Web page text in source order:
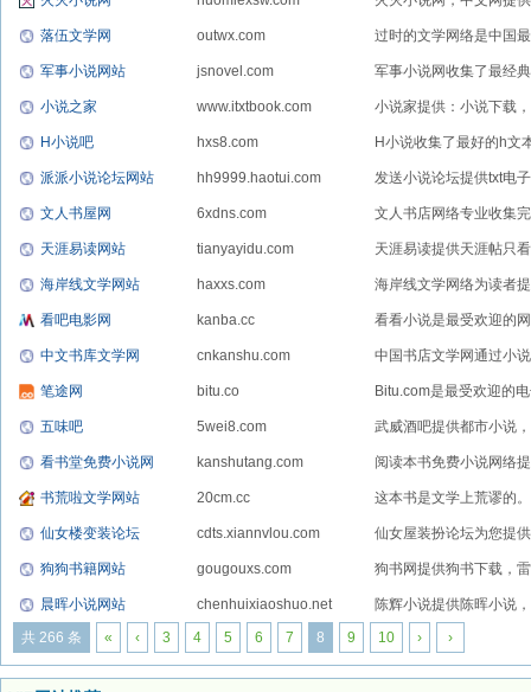
落伍文学网 outwx.com 过时的文学网络是中国
军事小说网站 jsnovel.com
军事小说网收集了最经
小说之家 www.itxtbook.com 小说家提供：小说下载
H小说吧 hxs8.com H小说收集了最好的h文
派派小说论坛网站 hh9999.haotui.com 发送小说论坛提供txt电
文人书屋网 6xdns.com 文人书店网络专业收集
天涯易读网站 tianyayidu.com 天涯易读提供天涯帖只
海岸线文学网站 haxxs.com 海岸线文学网络为读者
看吧电影网 kanba.cc 看看小说是最受欢迎的
中文书库文学网 cnkanshu.com
中国书店文学网通过小
笔途网 bitu.co Bitu.com是最受欢迎的
五味吧 5wei8.com
武威酒吧提供都市小说
看书堂免费小说网 kanshutang.com
阅读本书免费小说网络
书荒啦文学网站 20cm.cc 这本书是文学上荒谬的
仙女楼变装论坛 cdts.xiannvlou.com 仙女屋装扮论坛为您提
狗狗书籍网站 gougouxs.com 狗书网提供狗书下载，
晨晖小说网站 chenhuixiaoshuo.net
陈辉小说提供陈晖小说
的...
共 266 条 « ‹ 3 4 5 6 7 8 9 10 › ›